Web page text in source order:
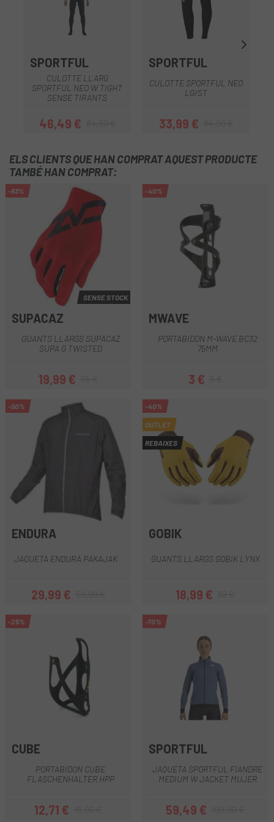
SPORTFUL
CULOTTE LLARG
SPORTFUL NEO W TIGHT
SENSE TIRANTS
Preu
46,49 €Preu regular
SPORTFUL
CULOTTE SPORTFUL NEO
LG/ST
Preu
33,99 €Preu regular
ELS CLIENTS QUE HAN COMPRAT AQUEST PRODUCTE
TAMBÉ HAN COMPRAT:
-63%
SENSE STOCK
SUPACAZ
GUANTS LLARGS SUPACAZ
SUPA G TWISTED
Preu
19,99 €Preu regular
-40%
MWAVE
PORTABIDON M-WAVE BC32
75MM
Preu
3 €Preu regular
-50%
ENDURA
JAQUETA ENDURA PAKAJAK
Preu
29,99 €Preu regular
-40%
OUTLET
REBAIXES
GOBIK
GUANTS LLARGS GOBIK LYNX
Preu
18,99 €Preu regular
-25%
CUBE
PORTABIDON CUBE
FLASCHENHALTER HPP
Preu
12,71 €Preu regular
-70%
SPORTFUL
JAQUETA SPORTFUL FIANDRE
MEDIUM W JACKET MUJER
Preu
59,49 €Preu regular